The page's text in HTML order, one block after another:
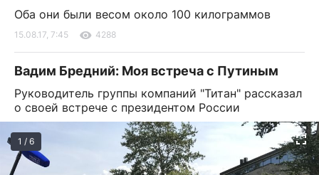
Оба они были весом около 100 килограммов
15.08.17, 7:45 4288
Вадим Бредний: Моя встреча с Путиным
Руководитель группы компаний "Титан" рассказал
о своей встрече с президентом России
1 / 6